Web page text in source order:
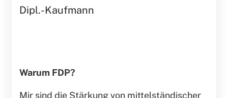
Dipl.-Kaufmann
Warum FDP?
Mir sind die Stärkung von mittelständischer